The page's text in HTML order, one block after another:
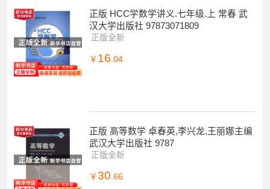
正版 HCC学数学讲义.七年级.上 常春 武
汉大学出版社 97873071809
正版全新
￥ 16 .04
正版 高等数学 卓春英,李兴龙,王丽娜主编
武汉大学出版社 9787
正版全新
￥ 30.66